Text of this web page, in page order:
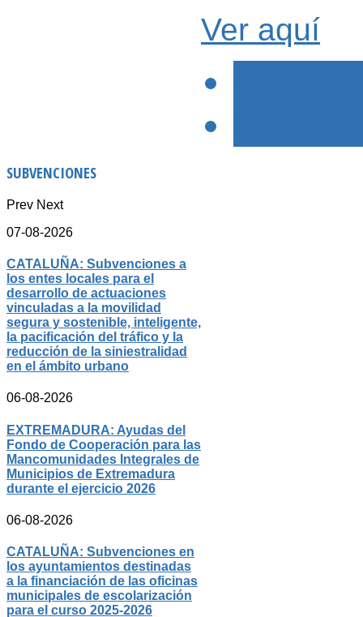
Ver aquí
SUBVENCIONES
Prev Next
07-08-2026
CATALUÑA: Subvenciones a
los entes locales para el
desarrollo de actuaciones
vinculadas a la movilidad
segura y sostenible, inteligente,
la pacificación del tráfico y la
reducción de la siniestralidad
en el ámbito urbano
06-08-2026
EXTREMADURA: Ayudas del
Fondo de Cooperación para las
Mancomunidades Integrales de
Municipios de Extremadura
durante el ejercicio 2026
06-08-2026
CATALUÑA: Subvenciones en
los ayuntamientos destinadas
a la financiación de las oficinas
municipales de escolarización
para el curso 2025-2026